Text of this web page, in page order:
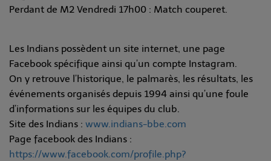
Perdant de M2 Vendredi 17h00 : Match couperet.
Les Indians possèdent un site internet, une page
Facebook spécifique ainsi qu’un compte Instagram.
On y retrouve l’historique, le palmarès, les résultats, les
événements organisés depuis 1994 ainsi qu’une foule
d’informations sur les équipes du club.
Site des Indians : www.indians-bbe.com
Page facebook des Indians :
https://www.facebook.com/profile.php?